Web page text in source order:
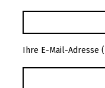
Ihre E-Mail-Adresse